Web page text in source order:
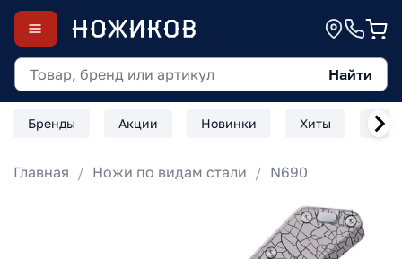
Найти
Бренды Акции Новинки Хиты
Главная Ножи по видам стали N690